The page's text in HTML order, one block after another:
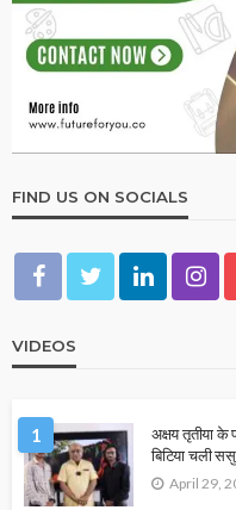
FIND US ON SOCIALS
VIDEOS
1
अक्षय तृतीया के
बिटिया चली
April 29,